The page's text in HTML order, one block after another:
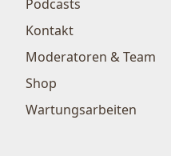
Podcasts
Kontakt
Moderatoren & Team
Shop
Wartungsarbeiten